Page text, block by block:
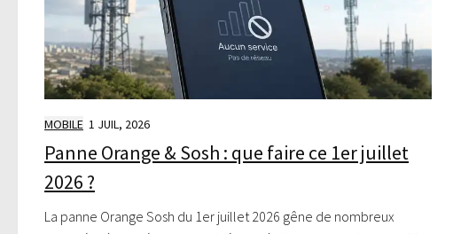
MOBILE 1 JUIL, 2026
Panne Orange & Sosh : que faire ce 1er juillet
2026 ?
La panne Orange Sosh du 1er juillet 2026 gêne de nombreux